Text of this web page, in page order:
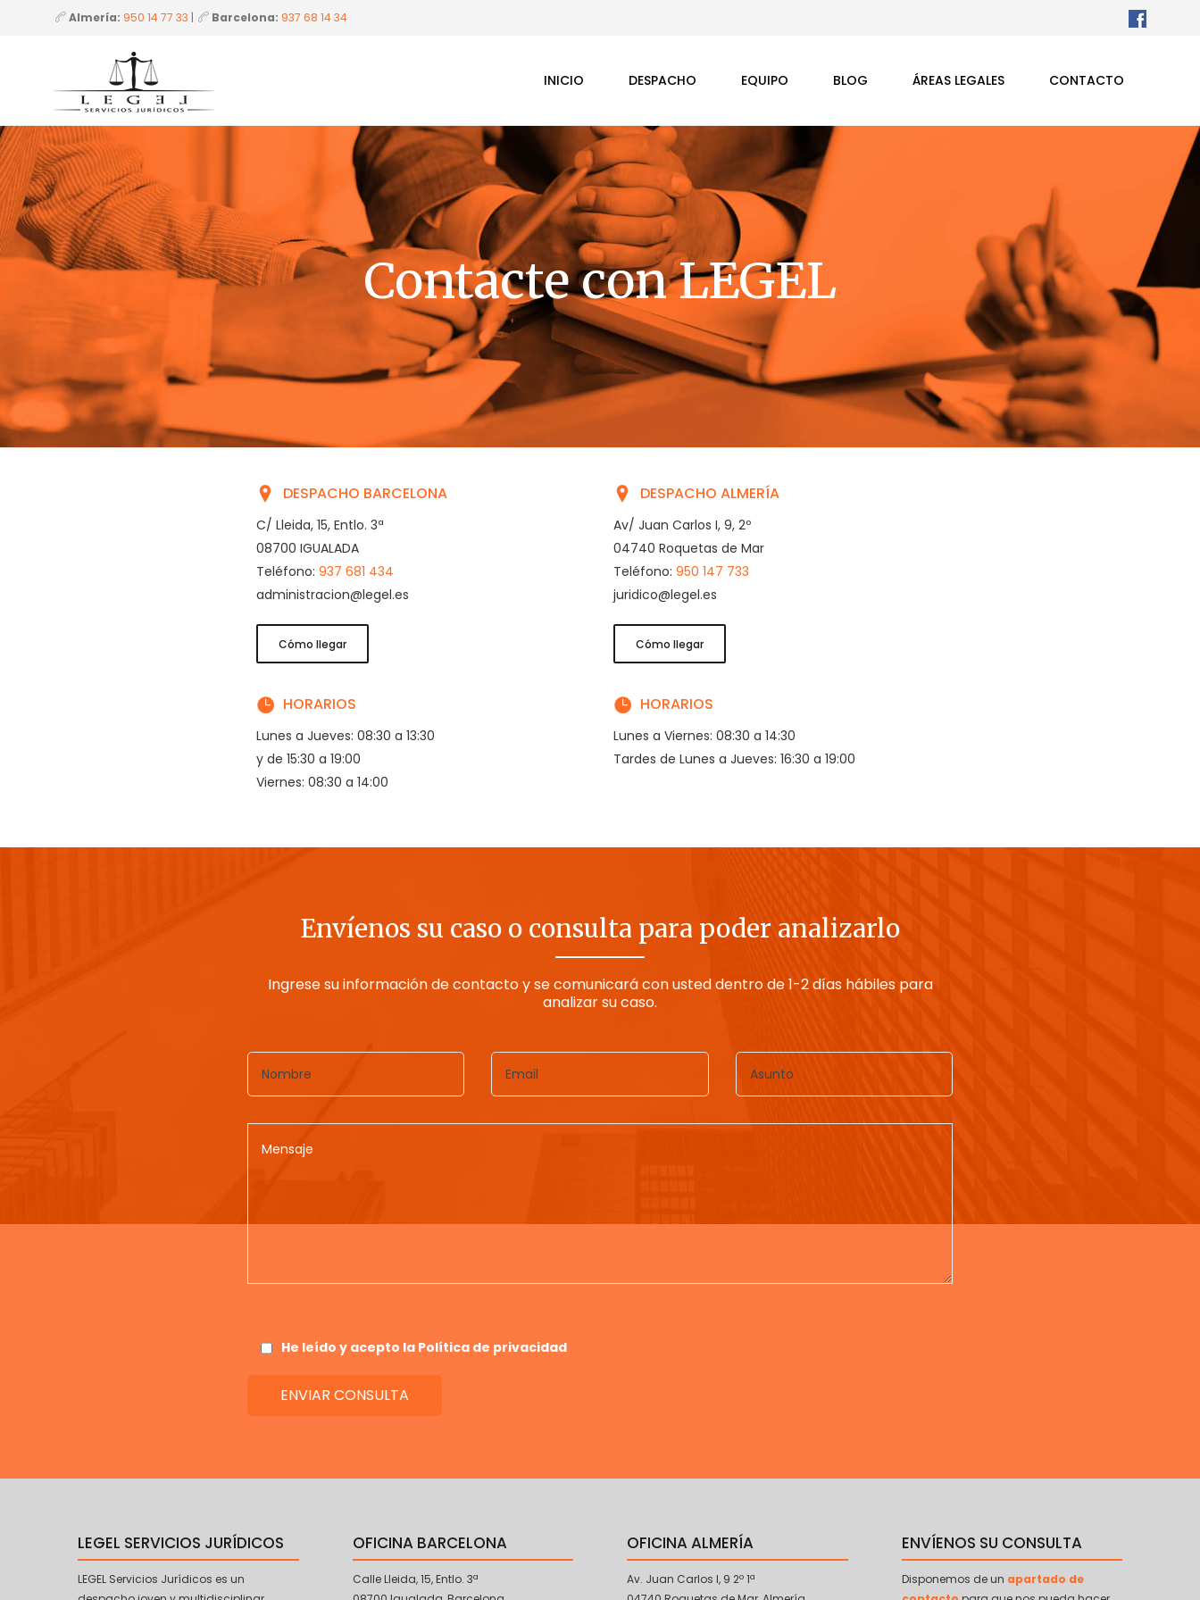
Almería: 950 14 77 33 | Barcelona: 937 68 14 34
INICIO DESPACHO EQUIPO BLOG ÁREAS LEGALES CONTACTO
Contacte con LEGEL
DESPACHO BARCELONA
C/ Lleida, 15, Entlo. 3ª
08700 IGUALADA
Teléfono: 937 681 434
administracion@legel.es
Cómo llegar
HORARIOS
Lunes a Jueves: 08:30 a 13:30
y de 15:30 a 19:00
Viernes: 08:30 a 14:00
DESPACHO ALMERÍA
Av/ Juan Carlos I, 9, 2º
04740 Roquetas de Mar
Teléfono: 950 147 733
juridico@legel.es
Cómo llegar
HORARIOS
Lunes a Viernes: 08:30 a 14:30
Tardes de Lunes a Jueves: 16:30 a 19:00
Envíenos su caso o consulta para poder analizarlo
Ingrese su información de contacto y se comunicará con usted dentro de 1-2 días hábiles para
analizar su caso.
He leído y acepto la Política de privacidad
LEGEL SERVICIOS JURÍDICOS
LEGEL Servicios Jurídicos es un
OFICINA BARCELONA
Calle Lleida, 15, Entlo. 3ª
OFICINA ALMERÍA
Av. Juan Carlos I, 9 2º 1ª
ENVÍENOS SU CONSULTA
Disponemos de un apartado de